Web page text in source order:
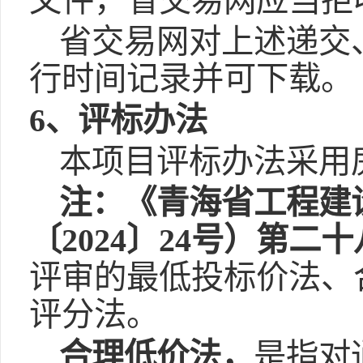
省交易网对上述递
行时间记录并可下载。
6、评标办法
本项目评标办法采
注：《青海省工程
〔2024〕24号）第二
评审的最低投标价法
评分法。